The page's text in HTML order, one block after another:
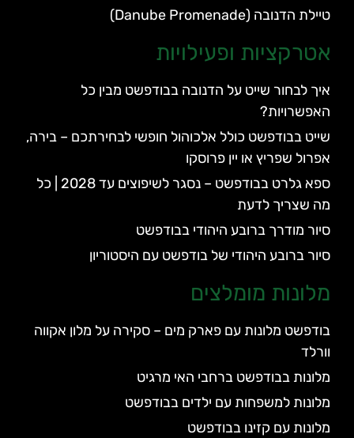
טיילת הדנובה (Danube Promenade)
אטרקציות ופעילויות
איך לבחור שייט על הדנובה בבודפשט מבין כל
האפשרויות?
שייט בבודפשט כולל אלכוהול חופשי לבחירתכם – בירה,
אפרול שפריץ או יין פרוסקו
ספא גלרט בבודפשט – נסגר לשיפוצים עד 2028 | כל
מה שצריך לדעת
סיור מודרך ברובע היהודי בבודפשט
סיור ברובע היהודי של בודפשט עם היסטוריון
מלונות מומלצים
בודפשט מלונות עם פארק מים – סקירה על מלון אקווה
וורלד
מלונות בבודפשט ברחבי האי מרגיט
מלונות למשפחות עם ילדים בבודפשט
מלונות עם קזינו בבודפשט